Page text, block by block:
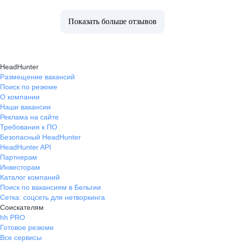
Показать больше отзывов
HeadHunter
Размещение вакансий
Поиск по резюме
О компании
Наши вакансии
Реклама на сайте
Требования к ПО
Безопасный HeadHunter
HeadHunter API
Партнерам
Инвесторам
Каталог компаний
Поиск по вакансиям в Бельгии
Сетка: соцсеть для нетворкинга
Соискателям
hh PRO
Готовое резюме
Все сервисы